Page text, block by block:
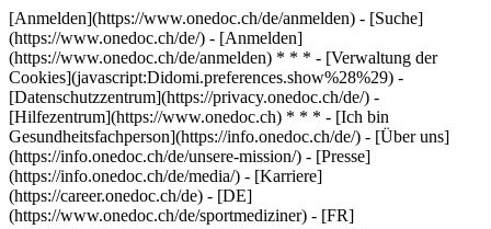
[Anmelden](https://www.onedoc.ch/de/anmelden) - [Suche]
(https://www.onedoc.ch/de/) - [Anmelden]
(https://www.onedoc.ch/de/anmelden) * * * - [Verwaltung der
Cookies](javascript:Didomi.preferences.show%28%29) -
[Datenschutzzentrum](https://privacy.onedoc.ch/de/) -
[Hilfezentrum](https://www.onedoc.ch) * * * - [Ich bin
Gesundheitsfachperson](https://info.onedoc.ch/de/) - [Über uns]
(https://info.onedoc.ch/de/unsere-mission/) - [Presse]
(https://info.onedoc.ch/de/media/) - [Karriere]
(https://career.onedoc.ch/de) - [DE]
(https://www.onedoc.ch/de/sportmediziner) - [FR]